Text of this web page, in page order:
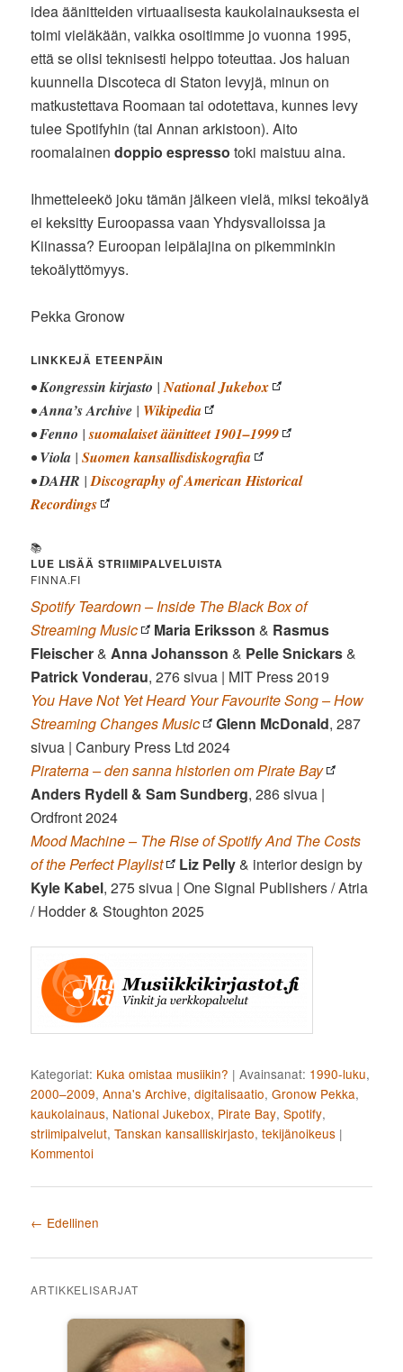
idea äänitteiden virtuaalisesta kaukolainauksesta ei
toimi vieläkään, vaikka osoitimme jo vuonna 1995,
että se olisi teknisesti helppo toteuttaa. Jos haluan
kuunnella Discoteca di Staton levyjä, minun on
matkustettava Roomaan tai odotettava, kunnes levy
tulee Spotifyhin (tai Annan arkistoon). Aito
roomalainendoppio espresso toki maistuu aina.
Ihmetteleekö joku tämän jälkeen vielä, miksi tekoälyä
ei keksitty Euroopassa vaan Yhdysvalloissa ja
Kiinassa? Euroopan leipälajina on pikemminkin
tekoälyttömyys.
Pekka Gronow
LINKKEJÄ ETEENPÄIN
•Kongressin kirjasto |National Jukebox
•Anna’s Archive | Wikipedia
•Fenno |suomalaiset äänitteet 1901–1999
•Viola |Suomen kansallisdiskografia
•DAHR |Discography of American Historical
Recordings
📚
LUE LISÄÄ STRIIMIPALVELUISTA
FINNA.FI
Spotify Teardown – Inside The Black Box of
Streaming Music
Maria Eriksson & Rasmus
Fleischer&Anna Johansson & Pelle Snickars&
Patrick Vonderau, 276 sivua | MIT Press 2019
You Have Not Yet Heard Your Favourite Song – How
Streaming Changes Music
Glenn McDonald, 287
sivua | Canbury Press Ltd 2024
Piraterna – den sanna historien om Pirate Bay
Anders Rydell & Sam Sundberg, 286 sivua |
Ordfront 2024
Mood Machine – The Rise of Spotify And The Costs
of the Perfect Playlist
Liz Pelly& interior design by
Kyle Kabel, 275 sivua | One Signal Publishers / Atria
/ Hodder & Stoughton 2025
Kategoriat: Kuka omistaa musiikin? |Avainsanat: 1990-luku,
2000–2009,Anna's Archive,digitalisaatio,Gronow Pekka,
kaukolainaus, National Jukebox, Pirate Bay,Spotify,
striimipalvelut,Tanskan kansalliskirjasto,tekijänoikeus |
Kommentoi
Artikkelien selaus
← Edellinen
ARTIKKELISARJAT